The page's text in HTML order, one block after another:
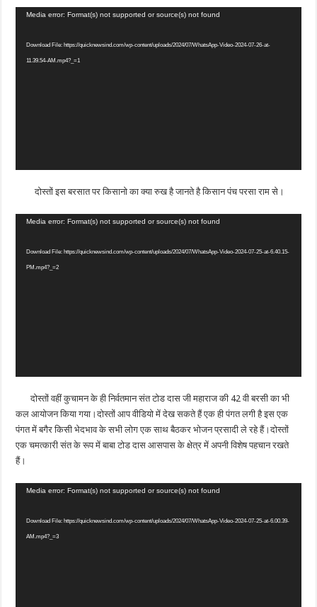
Video
Media error: Format(s) not supported or source(s) not found
Download File: https://quicknewsind.com/wp-content/uploads/2024/07/WhatsApp-Video-2024-07-26-at-
11.39.54-AM.mp4?_=1
दोस्तों इस बरसात पर किसानो का क्या रुख है जानते है किसान पंच परसा राम से।
Video
Media error: Format(s) not supported or source(s) not found
Download File: https://quicknewsind.com/wp-content/uploads/2024/07/WhatsApp-Video-2024-07-25-at-6.40.15-
PM.mp4?_=2
दोस्तों वहीं कुचामन के ही निर्वतमान संत टोड दास जी महाराज की 42 वी बरसी का भी
कल आयोजन किया गया।दोस्तों आप वीडियो में देख सकते हैं एक ही पंगत लगी है इस एक
पंगत में बगैर किसी भेदभाव के सभी लोग एक साथ बैठकर भोजन प्रसादी ले रहे हैं।दोस्तों
एक चमत्कारी संत के रूप में बाबा टोड दास आसपास के क्षेत्र में अपनी विशेष पहचान रखते
हैं।
Video
Media error: Format(s) not supported or source(s) not found
Download File: https://quicknewsind.com/wp-content/uploads/2024/07/WhatsApp-Video-2024-07-25-at-6.00.39-
AM.mp4?_=3